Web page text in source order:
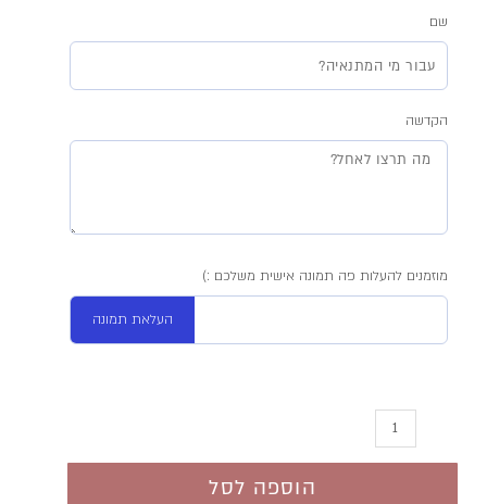
שם
הקדשה
מוזמנים להעלות פה תמונה אישית משלכם :)
העלאת תמונה
כמות
של
כיסוי
הוספה לסל